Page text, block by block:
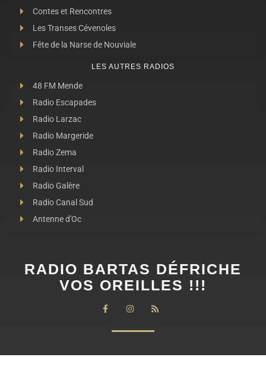
Contes et Rencontres
Les Transes Cévenoles
Fête de la Narse de Nouviale
LES AUTRES RADIOS
48 FM Mende
Radio Escapades
Radio Larzac
Radio Margeride
Radio Zema
Radio Interval
Radio Galère
Radio Canal Sud
Antenne d'Oc
RADIO BARTAS DÉFRICHE
VOS OREILLES !!!